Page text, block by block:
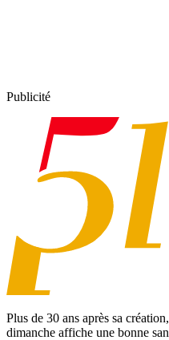
Publicité
Plus de 30 ans après sa
dimanche affiche une bonne